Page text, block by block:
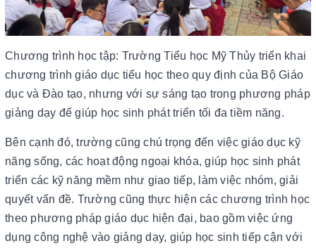
Chương trình học tập: Trường Tiểu học Mỹ Thủy triển khai
chương trình giáo dục tiểu học theo quy định của Bộ Giáo
dục và Đào tạo, nhưng với sự sáng tạo trong phương pháp
giảng dạy để giúp học sinh phát triển tối đa tiềm năng.
Bên cạnh đó, trường cũng chú trọng đến việc giáo dục kỹ
năng sống, các hoạt động ngoại khóa, giúp học sinh phát
triển các kỹ năng mềm như giao tiếp, làm việc nhóm, giải
quyết vấn đề. Trường cũng thực hiện các chương trình học
theo phương pháp giáo dục hiện đại, bao gồm việc ứng
dụng công nghệ vào giảng dạy, giúp học sinh tiếp cận với